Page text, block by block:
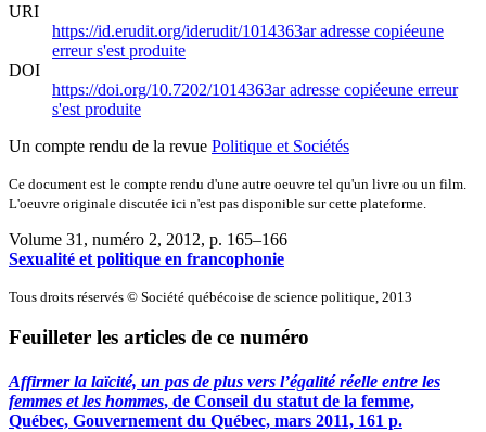
URI
https://id.erudit.org/iderudit/1014363aradresse copiéeune
erreur s'est produite
DOI
https://doi.org/10.7202/1014363aradresse copiéeune erreur
s'est produite
Un compte rendu de la revue Politique et Sociétés
Ce document est le compte rendu d'une autre oeuvre tel qu'un livre ou un film.
L'oeuvre originale discutée ici n'est pas disponible sur cette plateforme.
Volume 31, numéro 2, 2012, p. 165–166
Sexualité et politique en francophonie
Tous droits réservés © Société québécoise de science politique, 2013
Feuilleter les articles de ce numéro
Affirmer la laïcité, un pas de plus vers l’égalité réelle entre les
femmes et les hommes, de Conseil du statut de la femme,
Québec, Gouvernement du Québec, mars 2011, 161 p.